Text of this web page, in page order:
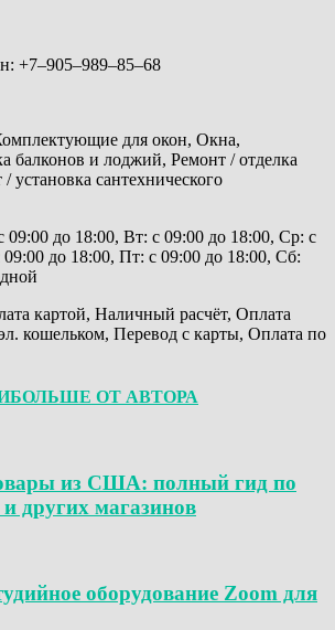
+7‒905‒989‒85‒68
для окон, Окна,
балконов и лоджий, Ремонт / отделка
сантехнического
до 18:00, Вт: с 09:00 до 18:00, Ср: с
до 18:00, Пт: с 09:00 до 18:00, Сб:
картой, Наличный расчёт, Оплата
кошельком, Перевод с карты, Оплата по
БОЛЬШЕ ОТ АВТОРА
из США: полный гид по
и других магазинов
оборудование Zoom для